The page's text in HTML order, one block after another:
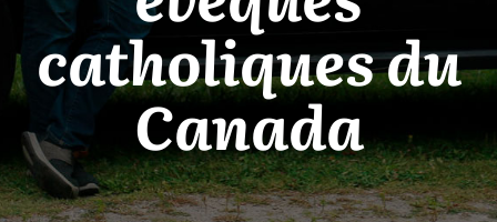
catholiques du
Canada